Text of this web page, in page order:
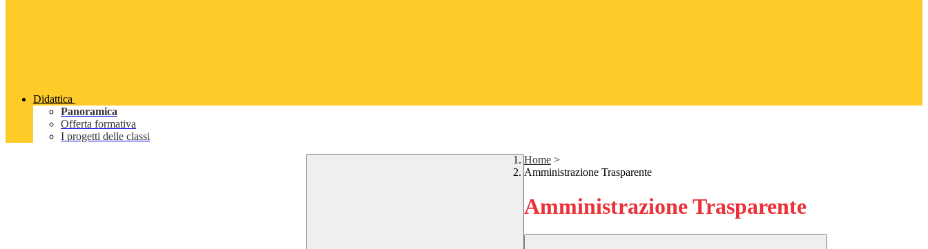
Didattica
Panoramica
Offerta formativa
I progetti delle classi
Home >
Amministrazione Trasparente
Amministrazione Trasparente